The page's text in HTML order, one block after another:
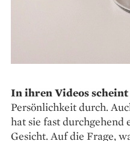
In ihren Videos scheint
Persönlichkeit durch.
hat sie fast durchgehend
Gesicht. Auf die Frage,